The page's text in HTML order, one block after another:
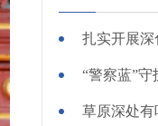
草原深处有